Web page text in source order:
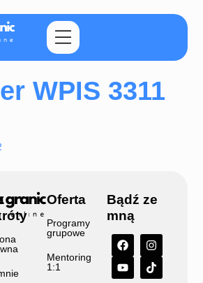
WPIS 3311
Oferta
Programy
grupowe
Mentoring
1:1
Bądź ze
mną